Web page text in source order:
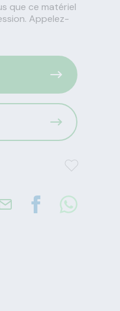
que ce matériel
Appelez-